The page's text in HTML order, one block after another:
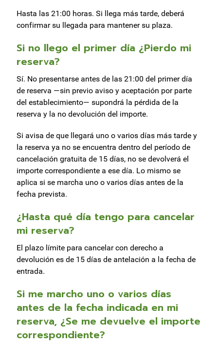
Hasta las 21:00 horas. Si llega más tarde, deberá
confirmar su llegada para mantener su plaza.
Si no llego el primer día ¿Pierdo mi
reserva?
Sí. No presentarse antes de las 21:00 del primer día
de reserva —sin previo aviso y aceptación por parte
del establecimiento— supondrá la pérdida de la
reserva y la no devolución del importe.
Si avisa de que llegará uno o varios días más tarde y
la reserva ya no se encuentra dentro del período de
cancelación gratuita de 15 días, no se devolverá el
importe correspondiente a ese día. Lo mismo se
aplica si se marcha uno o varios días antes de la
fecha prevista.
¿Hasta qué día tengo para cancelar
mi reserva?
El plazo límite para cancelar con derecho a
devolución es de 15 días de antelación a la fecha de
entrada.
Si me marcho uno o varios días
antes de la fecha indicada en mi
reserva, ¿Se me devuelve el importe
correspondiente?